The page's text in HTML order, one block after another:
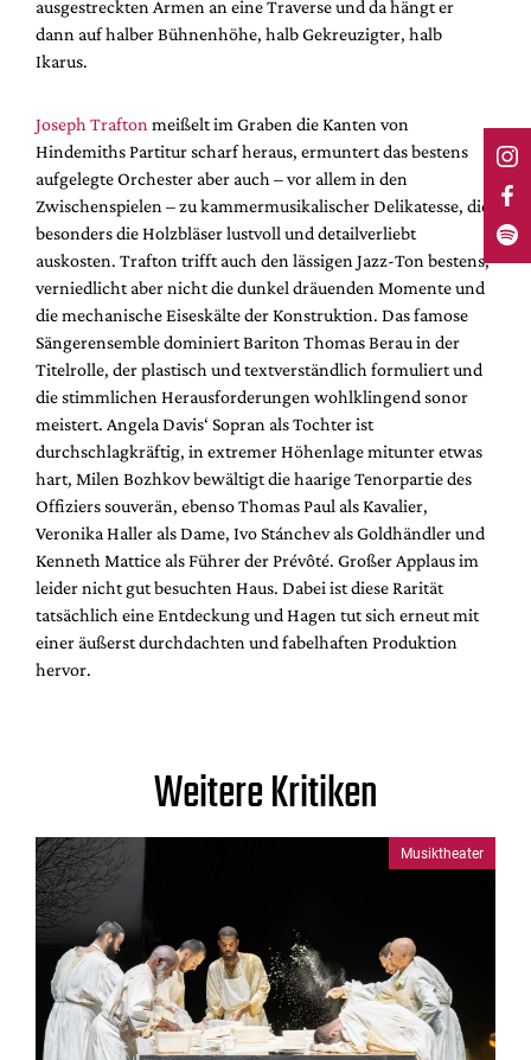
ausgestreckten Armen an eine Traverse und da hängt er
dann auf halber Bühnenhöhe, halb Gekreuzigter, halb
Ikarus.
Joseph Trafton meißelt im Graben die Kanten von
Hindemiths Partitur scharf heraus, ermuntert das bestens
aufgelegte Orchester aber auch – vor allem in den
Zwischenspielen – zu kammermusikalischer Delikatesse, die
besonders die Holzbläser lustvoll und detailverliebt
auskosten. Trafton trifft auch den lässigen Jazz-Ton bestens,
verniedlicht aber nicht die dunkel dräuenden Momente und
die mechanische Eiseskälte der Konstruktion. Das famose
Sängerensemble dominiert Bariton Thomas Berau in der
Titelrolle, der plastisch und textverständlich formuliert und
die stimmlichen Herausforderungen wohlklingend sonor
meistert. Angela Davis‘ Sopran als Tochter ist
durchschlagkräftig, in extremer Höhenlage mitunter etwas
hart, Milen Bozhkov bewältigt die haarige Tenorpartie des
Offiziers souverän, ebenso Thomas Paul als Kavalier,
Veronika Haller als Dame, Ivo Stánchev als Goldhändler und
Kenneth Mattice als Führer der Prévôté. Großer Applaus im
leider nicht gut besuchten Haus. Dabei ist diese Rarität
tatsächlich eine Entdeckung und Hagen tut sich erneut mit
einer äußerst durchdachten und fabelhaften Produktion
hervor.
Weitere Kritiken
Musiktheater